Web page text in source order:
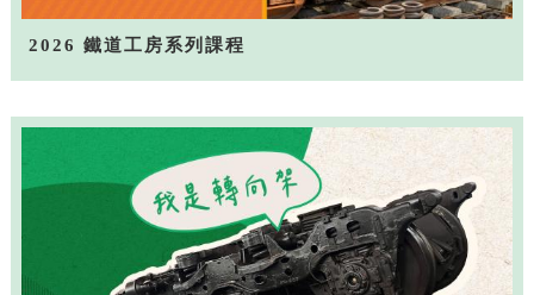
2026 鐵道工房系列課程